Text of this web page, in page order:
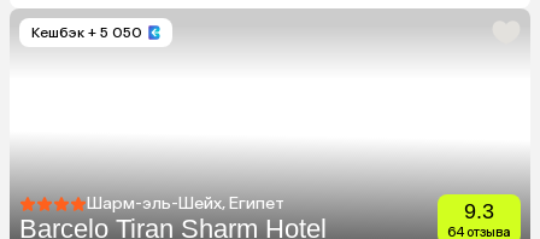
Кешбэк + 5 050
Шарм-эль-Шейх, Египет
Barcelo Tiran Sharm Hotel
9.3
64 отзыва